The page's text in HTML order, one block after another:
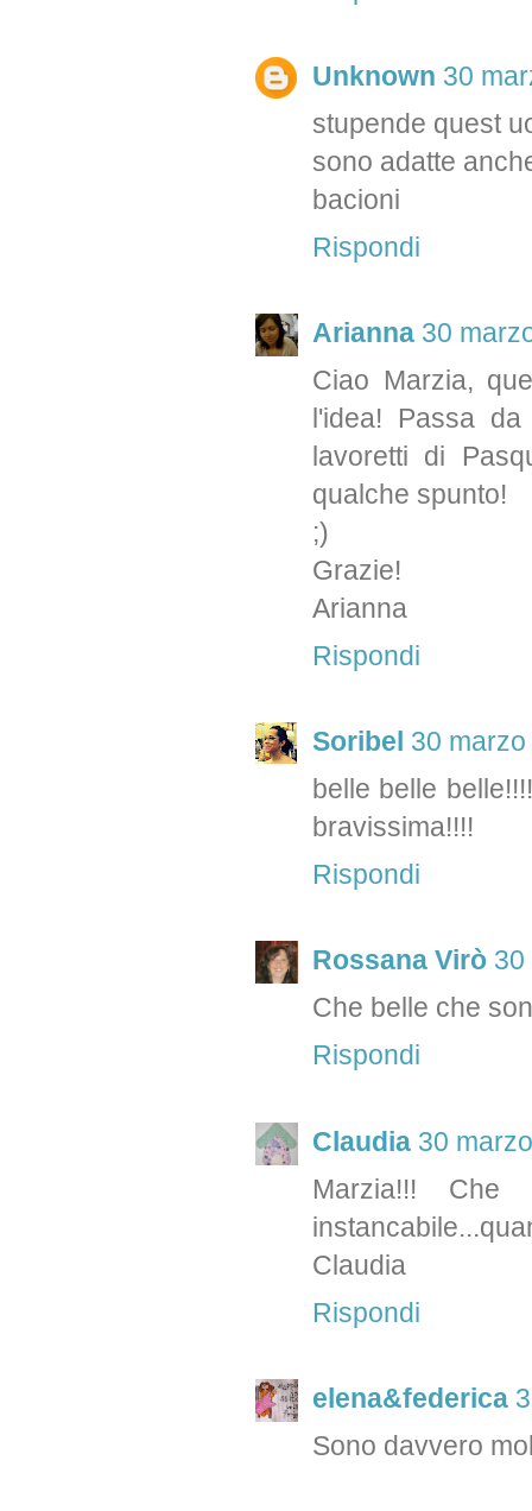
Unknown 30
stupende quest
sono adatte
bacioni
Rispondi
Arianna 30
Ciao Marzia,
l'idea! Passa
lavoretti di
qualche spunto!
;)
Grazie!
Arianna
Rispondi
Soribel 30
belle belle
bravissima!!!!
Rispondi
Rossana Virò 30
Che belle che
Rispondi
Claudia 30
Marzia!!!
Claudia
Rispondi
elena&federica
Sono davvero